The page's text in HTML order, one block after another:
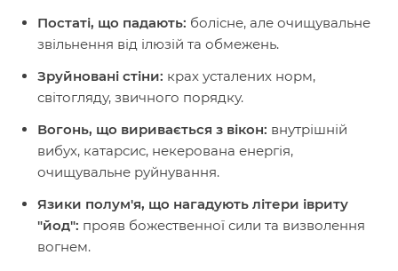
Постаті, що падають: болісне, але очищувальне
звільнення від ілюзій та обмежень.
Зруйновані стіни: крах усталених норм,
світогляду, звичного порядку.
Вогонь, що виривається з вікон: внутрішній
вибух, катарсис, некерована енергія,
очищувальне руйнування.
Язики полум'я, що нагадують літери івриту
"йод": прояв божественної сили та визволення
вогнем.